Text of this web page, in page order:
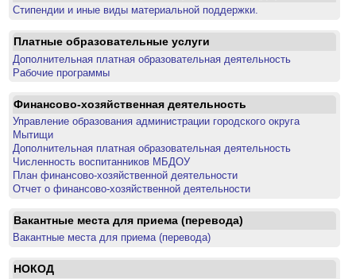
Стипендии и иные виды материальной поддержки.
Платные образовательные услуги
Дополнительная платная образовательная деятельность
Рабочие программы
Финансово-хозяйственная деятельность
Управление образования администрации городского округа
Мытищи
Дополнительная платная образовательная деятельность
Численность воспитанников МБДОУ
План финансово-хозяйственной деятельности
Отчет о финансово-хозяйственной деятельности
Вакантные места для приема (перевода)
Вакантные места для приема (перевода)
НОКОД